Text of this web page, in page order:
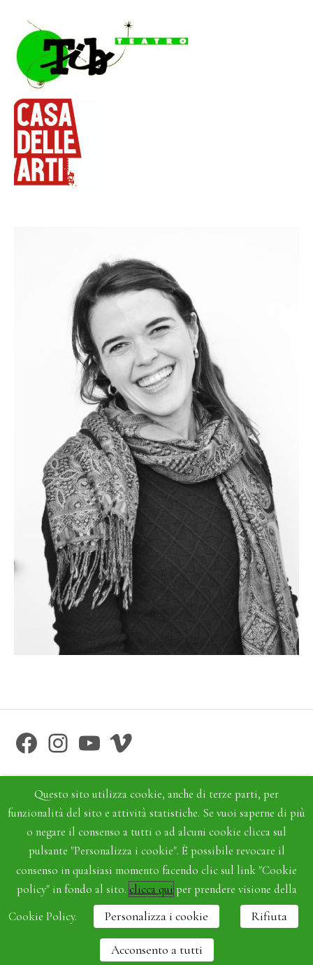
Facebook
Instagram
YouTube
Vimeo
Privacy policy Cookie policy - Powered by
Questo sito utilizza cookie, anche di terze parti, per
funzionalità del sito e attività statistiche. Se vuoi saperne di più
o negare il consenso a tutti o ad alcuni cookie clicca sul
pulsante "Personalizza i cookie". È possibile revocare il
consenso in qualsiasi momento facendo clic sul link "Cookie
policy" in fondo al sito.clicca quiper prendere visione della
Cookie Policy.
Personalizza i cookie Rifiuta
Acconsento a tutti